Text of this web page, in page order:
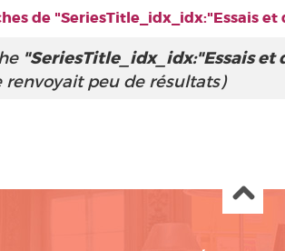
de "SeriesTitle_idx_idx:"Essais
"SeriesTitle_idx_idx:"Essais et
renvoyait peu de résultats)